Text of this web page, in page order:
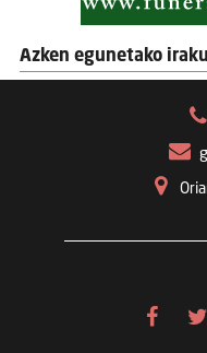
Azken egunetako